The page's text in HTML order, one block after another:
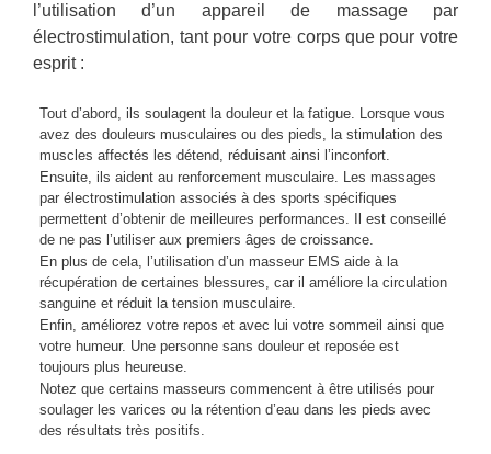
l’utilisation d’un appareil de massage par
électrostimulation, tant pour votre corps que pour votre
esprit :
Tout d’abord, ils soulagent la douleur et la fatigue. Lorsque vous
avez des douleurs musculaires ou des pieds, la stimulation des
muscles affectés les détend, réduisant ainsi l’inconfort.
Ensuite, ils aident au renforcement musculaire. Les massages
par électrostimulation associés à des sports spécifiques
permettent d’obtenir de meilleures performances. Il est conseillé
de ne pas l’utiliser aux premiers âges de croissance.
En plus de cela, l’utilisation d’un masseur EMS aide à la
récupération de certaines blessures, car il améliore la circulation
sanguine et réduit la tension musculaire.
Enfin, améliorez votre repos et avec lui votre sommeil ainsi que
votre humeur. Une personne sans douleur et reposée est
toujours plus heureuse.
Notez que certains masseurs commencent à être utilisés pour
soulager les varices ou la rétention d’eau dans les pieds avec
des résultats très positifs.